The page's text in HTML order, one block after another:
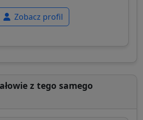
Zobacz profil
z tego samego